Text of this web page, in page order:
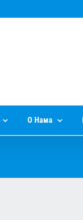
О Нама